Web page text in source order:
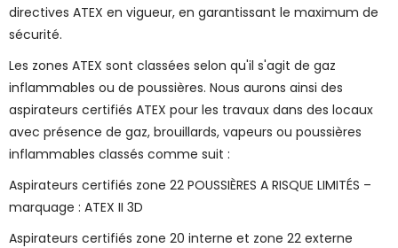
directives ATEX en vigueur, en garantissant le maximum de
sécurité.
Les zones ATEX sont classées selon qu'il s'agit de gaz
inflammables ou de poussières. Nous aurons ainsi des
aspirateurs certifiés ATEX pour les travaux dans des locaux
avec présence de gaz, brouillards, vapeurs ou poussières
inflammables classés comme suit :
Aspirateurs certifiés zone 22 POUSSIÈRES A RISQUE LIMITÉS –
marquage : ATEX II 3D
Aspirateurs certifiés zone 20 interne et zone 22 externe